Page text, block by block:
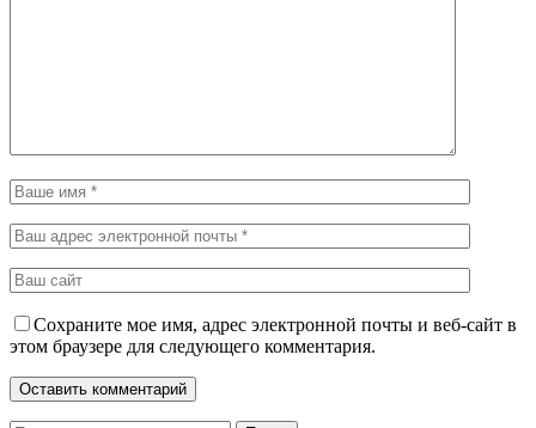
Сохраните мое имя, адрес электронной почты и веб-сайт в
этом браузере для следующего комментария.